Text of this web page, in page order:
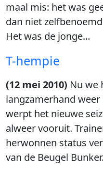
maal mis: het was
dan niet
Het was de jonge...
T-hempie
(12 mei 2010) Nu we
langzamerhand
werpt het nieuwe
alweer vooruit.
herwonnen status
van de Beugel